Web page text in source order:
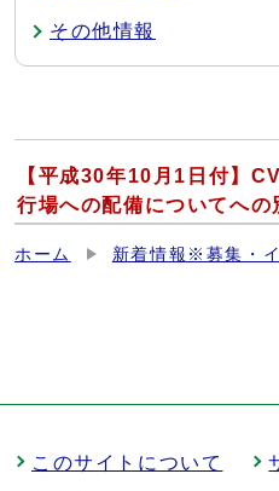
その他情報
【平成30年10月1日付】
行場への配備についてへの
ホーム 新着情報※募集・
このサイトについて